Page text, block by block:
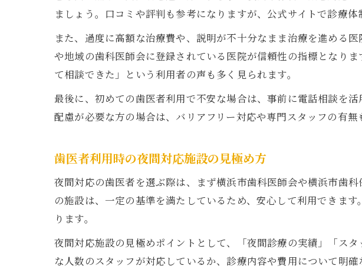
ましょう。口コミや評判も参考になりますが、公式サイトで診療
また、過度に高額な治療費や、説明が不十分なまま治療を進める
や地域の歯科医師会に登録されている医院が信頼性の指標となり
て相談できた」という利用者の声も多く見られます。
最後に、初めての歯医者利用で不安な場合は、事前に電話相談を
配慮が必要な方の場合は、バリアフリー対応や専門スタッフの有無
歯医者利用時の夜間対応施設の見極め方
夜間対応の歯医者を選ぶ際は、まず横浜市歯科医師会や横浜市歯
の施設は、一定の基準を満たしているため、安心して利用できま
ります。
夜間対応施設の見極めポイントとして、「夜間診療の実績」「ス
な人数のスタッフが対応しているか、診療内容や費用について明